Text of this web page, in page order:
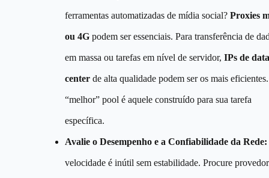
ferramentas automatizadas de mídia social? Proxies
ou 4G podem ser essenciais. Para transferência de
em massa ou tarefas em nível de servidor, IPs de data
center de alta qualidade podem ser os mais
“melhor” pool é aquele construído para sua tarefa
específica.
Avalie o Desempenho e a Confiabilidade da Rede:
velocidade é inútil sem estabilidade. Procure